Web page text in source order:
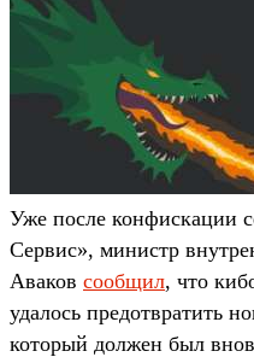
Уже после конфискации
Сервис», министр
Аваков сообщил, что
удалось предотвратить
который должен был